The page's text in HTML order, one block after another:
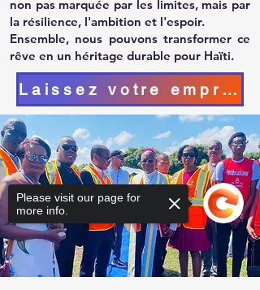
non pas marquée par les limites, mais par
la résilience, l'ambition et l'espoir.
Ensemble, nous pouvons transformer ce
rêve en un héritage durable pour Haïti.
Laissez votre empreinte - Intégrez votre contribution au projet de complexe sportif
Please visit our page for
more info.